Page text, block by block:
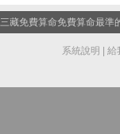
三藏免費算命免費算命最準
系統說明 給